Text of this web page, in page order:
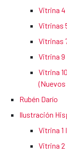
Vitrina 4
Vitrinas
Vitrinas
Vitrina 9
Vitrina
Rubén Darío
Ilustración
Vitrina 1
Vitrina